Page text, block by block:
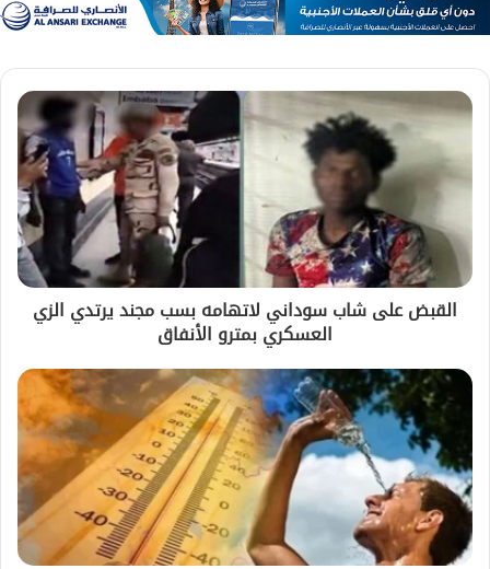
القبض على شاب سوداني لاتهامه بسب مجند يرتدي الزي
العسكري بمترو الأنفاق